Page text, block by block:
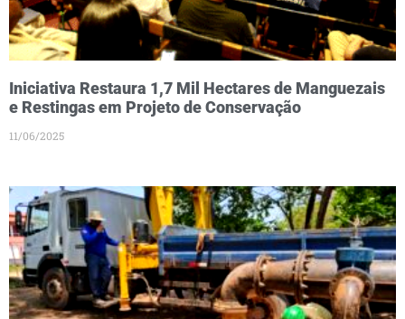
Iniciativa Restaura 1,7 Mil Hectares de Manguezais
e Restingas em Projeto de Conservação
11/06/2025